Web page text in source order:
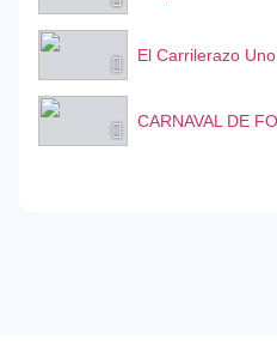
El Carrilerazo Uno